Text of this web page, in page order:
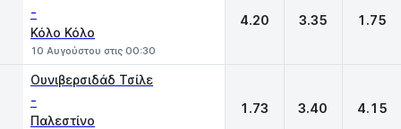
-
Κόλο Κόλο
10 Αυγούστου στις 00:30
4.20 3.35 1.75
Ουνιβερσιδάδ Τσίλε
-
Παλεστίνο
1.73 3.40 4.15